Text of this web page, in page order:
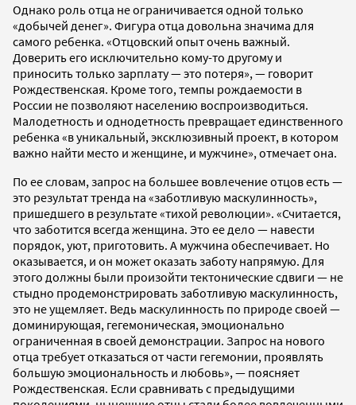
Однако роль отца не ограничивается одной только
«добычей денег». Фигура отца довольна значима для
самого ребенка. «Отцовский опыт очень важный.
Доверить его исключительно кому-то другому и
приносить только зарплату — это потеря», — говорит
Рождественская. Кроме того, темпы рождаемости в
России не позволяют населению воспроизводиться.
Малодетность и однодетность превращает единственного
ребенка «в уникальный, эксклюзивный проект, в котором
важно найти место и женщине, и мужчине», отмечает она.
По ее словам, запрос на большее вовлечение отцов есть —
это результат тренда на «заботливую маскулинность»,
пришедшего в результате «тихой революции». «Считается,
что заботится всегда женщина. Это ее дело — навести
порядок, уют, приготовить. А мужчина обеспечивает. Но
оказывается, и он может оказать заботу напрямую. Для
этого должны были произойти тектонические сдвиги — не
стыдно продемонстрировать заботливую маскулинность,
это не ущемляет. Ведь маскулинность по природе своей —
доминирующая, гегемоническая, эмоционально
ограниченная в своей демонстрации. Запрос на нового
отца требует отказаться от части гегемонии, проявлять
большую эмоциональность и любовь», — поясняет
Рождественская. Если сравнивать с предыдущими